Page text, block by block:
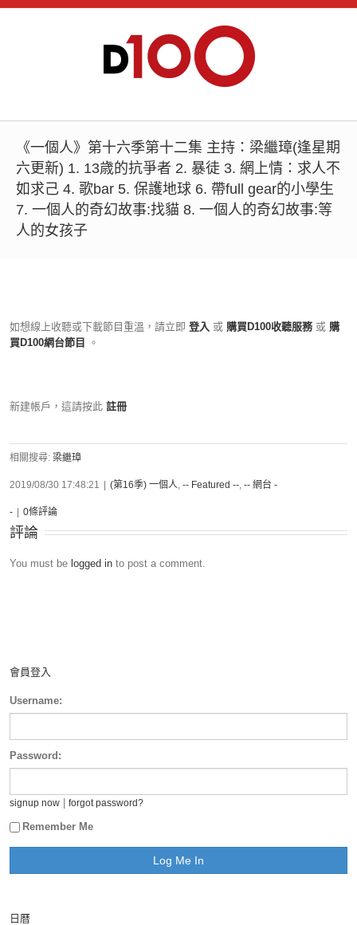
《一個人》第十六季第十二集 主持：梁繼璋(逢星期
六更新) 1. 13歳的抗爭者 2. 暴徒 3. 網上情：求人不
如求己 4. 歌bar 5. 保護地球 6. 帶full gear的小學生
7. 一個人的奇幻故事:找貓 8. 一個人的奇幻故事:等
人的女孩子
如想線上收聽或下載節目重溫，請立即 登入 或 購買D100收聽服務 或 購
買D100網台節目
。
新建帳戶，這請按此 註冊
相關搜尋: 梁繼璋
2019/08/30 17:48:21 (第16季) 一個人, -- Featured --, -- 網台 -
- 0條評論
評論
You must be logged in to post a comment.
會員登入
Username:
Password:
signup now forgot password?
Remember Me
日曆